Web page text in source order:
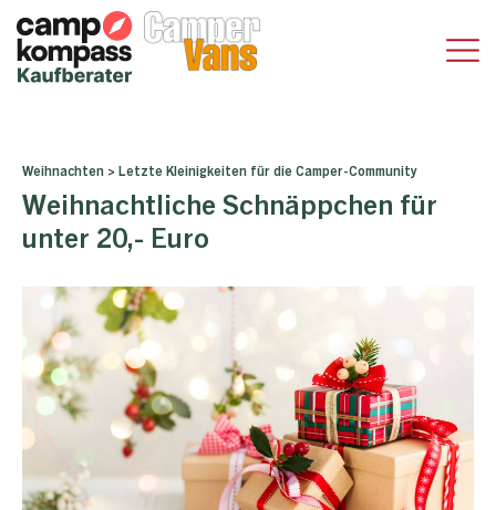
Weihnachten > Letzte Kleinigkeiten für die Camper-Community
Weihnachtliche Schnäppchen für
unter 20,- Euro